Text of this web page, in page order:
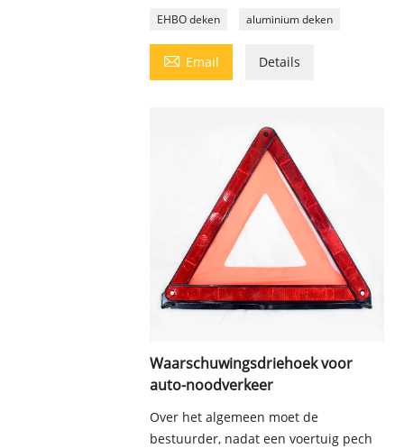
EHBO deken aluminium deken
 Email Details
Waarschuwingsdriehoek voor
auto-noodverkeer
Over het algemeen moet de
bestuurder, nadat een voertuig pech